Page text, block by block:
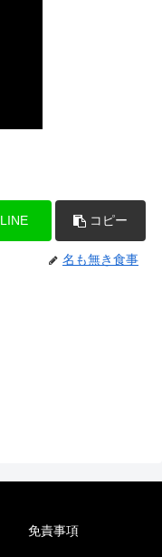
LINE コピー
名も無き食事
免責事項